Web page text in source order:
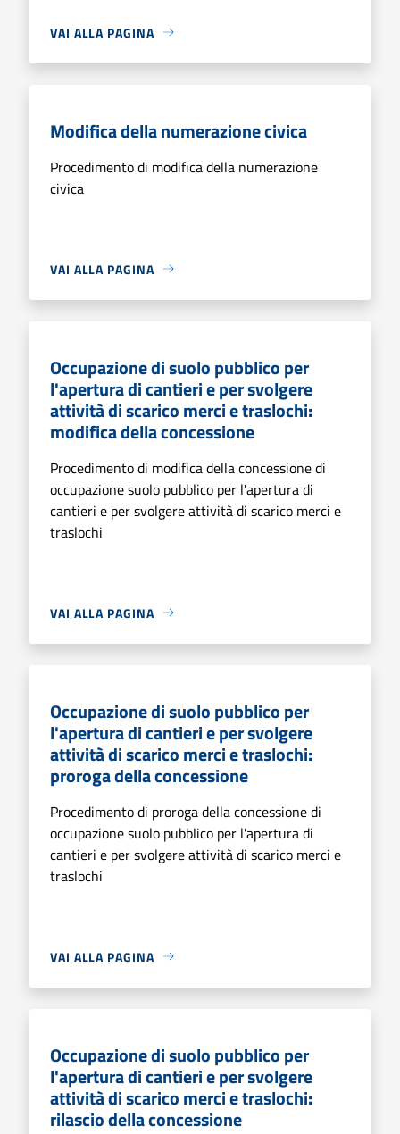
VAI ALLA PAGINA
Modifica della numerazione civica
Procedimento di modifica della numerazione
civica
VAI ALLA PAGINA
Occupazione di suolo pubblico per
l'apertura di cantieri e per svolgere
attività di scarico merci e traslochi:
modifica della concessione
Procedimento di modifica della concessione di
occupazione suolo pubblico per l'apertura di
cantieri e per svolgere attività di scarico merci e
traslochi
VAI ALLA PAGINA
Occupazione di suolo pubblico per
l'apertura di cantieri e per svolgere
attività di scarico merci e traslochi:
proroga della concessione
Procedimento di proroga della concessione di
occupazione suolo pubblico per l'apertura di
cantieri e per svolgere attività di scarico merci e
traslochi
VAI ALLA PAGINA
Occupazione di suolo pubblico per
l'apertura di cantieri e per svolgere
attività di scarico merci e traslochi:
rilascio della concessione